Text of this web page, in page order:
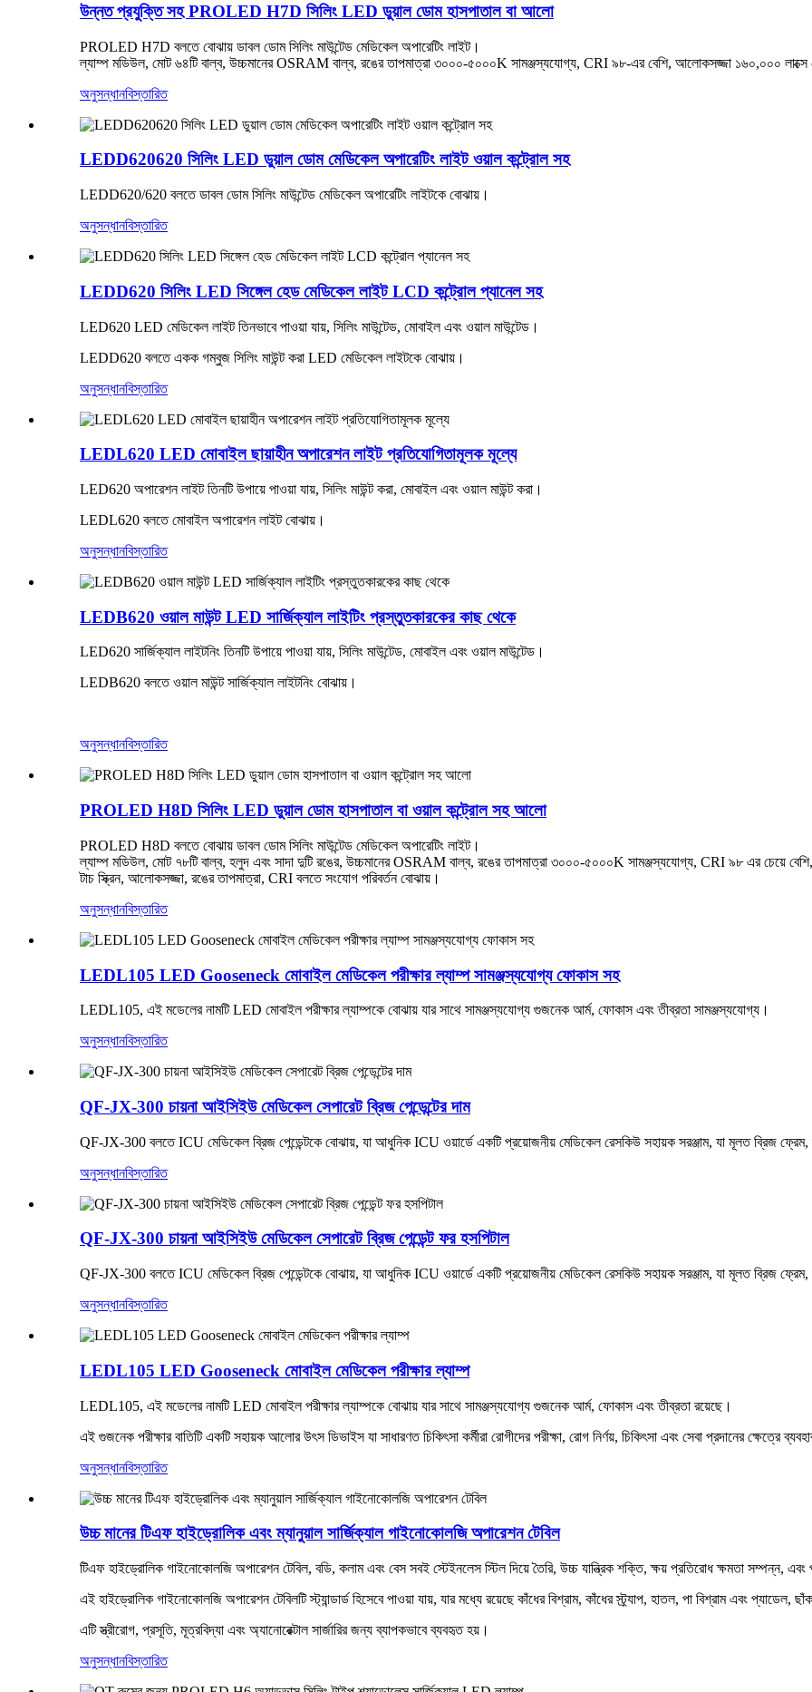
উন্নত প্রযুক্তি সহ PROLED H7D সিলিং LED ডুয়াল ডোম হাসপাতাল বা আলো
PROLED H7D বলতে বোঝায় ডাবল ডোম সিলিং মাউন্টেড মেডিকেল অপারেটিং লাইট।
ল্যাম্প মডিউল, মোট ৬৪টি বাল্ব, উচ্চমানের OSRAM বাল্ব, রঙের তাপমাত্রা ৩০০০-৫০০০K সামঞ্জস্যযোগ্য, CRI ৯৮-এর বেশি, আলোকসজ্জা ১৬০,০০০ লাক্সে
অনুসন্ধানবিস্তারিত
LEDD620620 সিলিং LED ডুয়াল ডোম মেডিকেল অপারেটিং লাইট ওয়াল কন্ট্রোল সহ
LEDD620/620 বলতে ডাবল ডোম সিলিং মাউন্টেড মেডিকেল অপারেটিং লাইটকে বোঝায়।
অনুসন্ধানবিস্তারিত
LEDD620 সিলিং LED সিঙ্গেল হেড মেডিকেল লাইট LCD কন্ট্রোল প্যানেল সহ
LED620 LED মেডিকেল লাইট তিনভাবে পাওয়া যায়, সিলিং মাউন্টেড, মোবাইল এবং ওয়াল মাউন্টেড।
LEDD620 বলতে একক গম্বুজ সিলিং মাউন্ট করা LED মেডিকেল লাইটকে বোঝায়।
অনুসন্ধানবিস্তারিত
LEDL620 LED মোবাইল ছায়াহীন অপারেশন লাইট প্রতিযোগিতামূলক মূল্যে
LED620 অপারেশন লাইট তিনটি উপায়ে পাওয়া যায়, সিলিং মাউন্ট করা, মোবাইল এবং ওয়াল মাউন্ট করা।
LEDL620 বলতে মোবাইল অপারেশন লাইট বোঝায়।
অনুসন্ধানবিস্তারিত
LEDB620 ওয়াল মাউন্ট LED সার্জিক্যাল লাইটিং প্রস্তুতকারকের কাছ থেকে
LED620 সার্জিক্যাল লাইটনিং তিনটি উপায়ে পাওয়া যায়, সিলিং মাউন্টেড, মোবাইল এবং ওয়াল মাউন্টেড।
LEDB620 বলতে ওয়াল মাউন্ট সার্জিক্যাল লাইটনিং বোঝায়।
অনুসন্ধানবিস্তারিত
PROLED H8D সিলিং LED ডুয়াল ডোম হাসপাতাল বা ওয়াল কন্ট্রোল সহ আলো
PROLED H8D বলতে বোঝায় ডাবল ডোম সিলিং মাউন্টেড মেডিকেল অপারেটিং লাইট।
ল্যাম্প মডিউল, মোট ৭৮টি বাল্ব, হলুদ এবং সাদা দুটি রঙের, উচ্চমানের OSRAM বাল্ব, রঙের তাপমাত্রা ৩০০০-৫০০০K সামঞ্জস্যযোগ্য, CRI ৯৮ এর চেয়ে
টাচ স্ক্রিন, আলোকসজ্জা, রঙের তাপমাত্রা, CRI বলতে সংযোগ পরিবর্তন বোঝায়।
অনুসন্ধানবিস্তারিত
LEDL105 LED Gooseneck মোবাইল মেডিকেল পরীক্ষার ল্যাম্প সামঞ্জস্যযোগ্য ফোকাস সহ
LEDL105, এই মডেলের নামটি LED মোবাইল পরীক্ষার ল্যাম্পকে বোঝায় যার সাথে সামঞ্জস্যযোগ্য গুজনেক আর্ম, ফোকাস এবং তীব্রতা সামঞ্জস্যযোগ্য।
অনুসন্ধানবিস্তারিত
QF-JX-300 চায়না আইসিইউ মেডিকেল সেপারেট ব্রিজ পেন্ডেন্টের দাম
QF-JX-300 বলতে ICU মেডিকেল ব্রিজ পেন্ডেন্টকে বোঝায়, যা আধুনিক ICU ওয়ার্ডে একটি প্রয়োজনীয় মেডিকেল রেসকিউ সহায়ক সরঞ্জাম, যা মূলত ব্রিজ
অনুসন্ধানবিস্তারিত
QF-JX-300 চায়না আইসিইউ মেডিকেল সেপারেট ব্রিজ পেন্ডেন্ট ফর হসপিটাল
QF-JX-300 বলতে ICU মেডিকেল ব্রিজ পেন্ডেন্টকে বোঝায়, যা আধুনিক ICU ওয়ার্ডে একটি প্রয়োজনীয় মেডিকেল রেসকিউ সহায়ক সরঞ্জাম, যা মূলত ব্রিজ
অনুসন্ধানবিস্তারিত
LEDL105 LED Gooseneck মোবাইল মেডিকেল পরীক্ষার ল্যাম্প
LEDL105, এই মডেলের নামটি LED মোবাইল পরীক্ষার ল্যাম্পকে বোঝায় যার সাথে সামঞ্জস্যযোগ্য গুজনেক আর্ম, ফোকাস এবং তীব্রতা রয়েছে।
এই গুজনেক পরীক্ষার বাতিটি একটি সহায়ক আলোর উৎস ডিভাইস যা সাধারণত চিকিৎসা কর্মীরা রোগীদের পরীক্ষা, রোগ নির্ণয়, চিকিৎসা এবং সেবা প্রদানের ক্ষেত্রে
অনুসন্ধানবিস্তারিত
উচ্চ মানের টিএফ হাইড্রোলিক এবং ম্যানুয়াল সার্জিক্যাল গাইনোকোলজি অপারেশন টেবিল
টিএফ হাইড্রোলিক গাইনোকোলজি অপারেশন টেবিল, বডি, কলাম এবং বেস সবই স্টেইনলেস স্টিল দিয়ে তৈরি, উচ্চ যান্ত্রিক শক্তি, ক্ষয় প্রতিরোধ ক্ষমতা সম্পন্ন,
এই হাইড্রোলিক গাইনোকোলজি অপারেশন টেবিলটি স্ট্যান্ডার্ড হিসেবে পাওয়া যায়, যার মধ্যে রয়েছে কাঁধের বিশ্রাম, কাঁধের স্ট্র্যাপ, হাতল, পা বিশ্রাম এবং
এটি স্ত্রীরোগ, প্রসূতি, মূত্রবিদ্যা এবং অ্যানোরেক্টাল সার্জারির জন্য ব্যাপকভাবে ব্যবহৃত হয়।
অনুসন্ধানবিস্তারিত